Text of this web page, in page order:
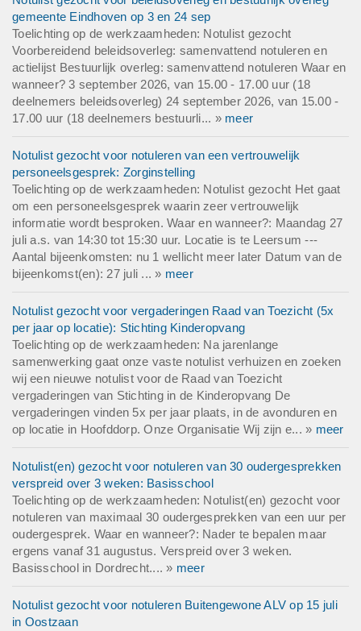
gemeente Eindhoven op 3 en 24 sep
Toelichting op de werkzaamheden: Notulist gezocht
Voorbereidend beleidsoverleg: samenvattend notuleren en
actielijst Bestuurlijk overleg: samenvattend notuleren Waar en
wanneer? 3 september 2026, van 15.00 - 17.00 uur (18
deelnemers beleidsoverleg) 24 september 2026, van 15.00 -
17.00 uur (18 deelnemers bestuurli... » meer
Notulist gezocht voor notuleren van een vertrouwelijk
personeelsgesprek: Zorginstelling
Toelichting op de werkzaamheden: Notulist gezocht Het gaat
om een personeelsgesprek waarin zeer vertrouwelijk
informatie wordt besproken. Waar en wanneer?: Maandag 27
juli a.s. van 14:30 tot 15:30 uur. Locatie is te Leersum ---
Aantal bijeenkomsten: nu 1 wellicht meer later Datum van de
bijeenkomst(en): 27 juli ... » meer
Notulist gezocht voor vergaderingen Raad van Toezicht (5x
per jaar op locatie): Stichting Kinderopvang
Toelichting op de werkzaamheden: Na jarenlange
samenwerking gaat onze vaste notulist verhuizen en zoeken
wij een nieuwe notulist voor de Raad van Toezicht
vergaderingen van Stichting in de Kinderopvang De
vergaderingen vinden 5x per jaar plaats, in de avonduren en
op locatie in Hoofddorp. Onze Organisatie Wij zijn e... » meer
Notulist(en) gezocht voor notuleren van 30 oudergesprekken
verspreid over 3 weken: Basisschool
Toelichting op de werkzaamheden: Notulist(en) gezocht voor
notuleren van maximaal 30 oudergesprekken van een uur per
oudergesprek. Waar en wanneer?: Nader te bepalen maar
ergens vanaf 31 augustus. Verspreid over 3 weken.
Basisschool in Dordrecht.... » meer
Notulist gezocht voor notuleren Buitengewone ALV op 15 juli
in Oostzaan